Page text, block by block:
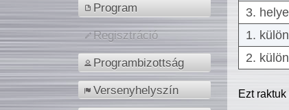
Program
Regisztráció
Programbizottság
Versenyhelyszín
3.
1.
2.
Ezt